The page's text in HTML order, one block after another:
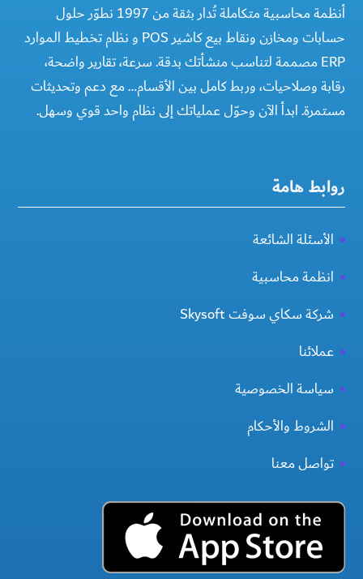
أنظمة محاسبية متكاملة تُدار بثقة من 1997 نطوّر حلول
حسابات ومخازن ونقاط بيع كاشير POS و نظام تخطيط الموارد
ERP مصممة لتناسب منشأتك بدقة. سرعة، تقارير واضحة،
رقابة وصلاحيات، وربط كامل بين الأقسام… مع دعم وتحديثات
مستمرة. ابدأ الآن وحوّل عملياتك إلى نظام واحد قوي وسهل.
روابط هامة
الأسئلة الشائعة
انظمة محاسبية
شركة سكاي سوفت Skysoft
عملائنا
سياسة الخصوصية
الشروط والأحكام
تواصل معنا